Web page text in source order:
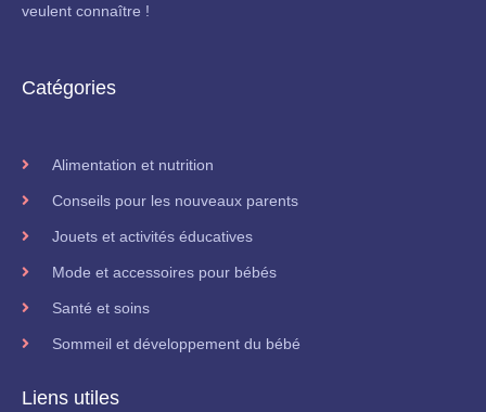
veulent connaître !
Catégories
Alimentation et nutrition
Conseils pour les nouveaux parents
Jouets et activités éducatives
Mode et accessoires pour bébés
Santé et soins
Sommeil et développement du bébé
Liens utiles